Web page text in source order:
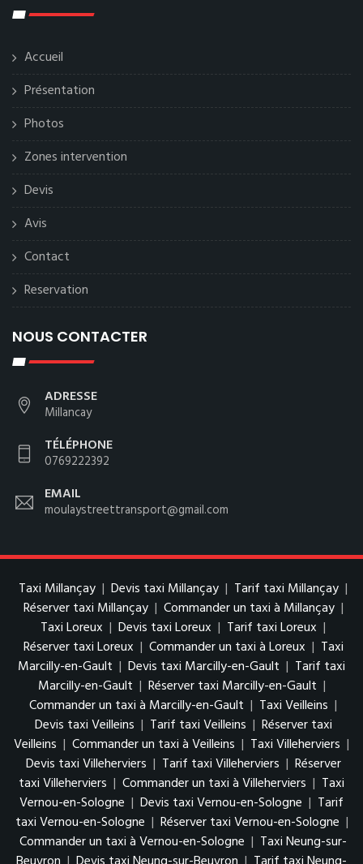
Accueil
Présentation
Photos
Zones intervention
Devis
Avis
Contact
Reservation
NOUS CONTACTER
ADRESSE
Millancay
TÉLÉPHONE
0769222392
EMAIL
moulaystreettransport@gmail.com
Taxi Millançay | Devis taxi Millançay | Tarif taxi Millançay |
Réserver taxi Millançay | Commander un taxi à Millançay |
Taxi Loreux | Devis taxi Loreux | Tarif taxi Loreux |
Réserver taxi Loreux | Commander un taxi à Loreux | Taxi
Marcilly-en-Gault | Devis taxi Marcilly-en-Gault | Tarif taxi
Marcilly-en-Gault | Réserver taxi Marcilly-en-Gault |
Commander un taxi à Marcilly-en-Gault | Taxi Veilleins |
Devis taxi Veilleins | Tarif taxi Veilleins | Réserver taxi
Veilleins | Commander un taxi à Veilleins | Taxi Villeherviers |
Devis taxi Villeherviers | Tarif taxi Villeherviers | Réserver
taxi Villeherviers | Commander un taxi à Villeherviers | Taxi
Vernou-en-Sologne | Devis taxi Vernou-en-Sologne | Tarif
taxi Vernou-en-Sologne | Réserver taxi Vernou-en-Sologne |
Commander un taxi à Vernou-en-Sologne | Taxi Neung-sur-